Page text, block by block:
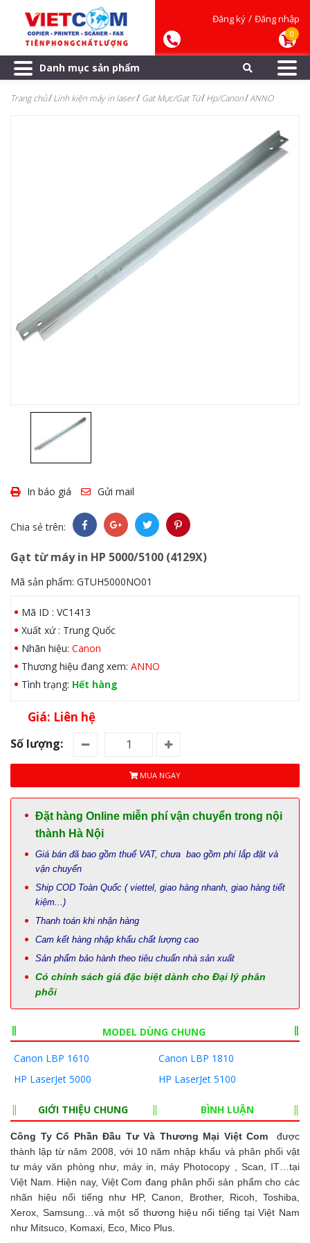
Đăng ký / Đăng nhập
0
Danh mục sản phẩm
Trang chủ Linh kiện máy in laser Gạt Mực/Gạt Từ Hp/Canon ANNO
In báo giá Gửi mail
Chia sẻ trên:
Gạt từ máy in HP 5000/5100 (4129X)
Mã sản phẩm: GTUH5000NO01
Mã ID : VC1413
Xuất xứ : Trung Quốc
Nhãn hiệu: Canon
Thương hiệu đang xem: ANNO
Tình trạng: Hết hàng
Giá: Liên hệ
Số lượng:
MUA NGAY
Đặt hàng Online miễn phí vận chuyển trong nội
thành Hà Nội
Giá bán đã bao gồm thuế VAT, chưa bao gồm phí lắp đặt và
vận chuyển
Ship COD Toàn Quốc ( viettel, giao hàng nhanh, giao hàng tiết
kiệm...)
Thanh toán khi nhận hàng
Cam kết hàng nhập khẩu chất lượng cao
Sản phẩm bảo hành theo tiêu chuẩn nhà sản xuất
Có chính sách giá đặc biệt dành cho Đại lý phân
phối
MODEL DÙNG CHUNG
Canon LBP 1610
Canon LBP 1810
HP LaserJet 5000
HP LaserJet 5100
GIỚI THIỆU CHUNG BÌNH LUẬN
Công Ty Cổ Phần Đầu Tư Và Thương Mại Việt Com được
thành lập từ năm 2008, với 10 năm nhập khẩu và phân phối vật
tư máy văn phòng như, máy in, máy Photocopy , Scan, IT…tại
Việt Nam. Hiện nay, Việt Com đang phân phối sản phẩm cho các
nhãn hiệu nổi tiếng như HP, Canon, Brother, Ricoh, Toshiba,
Xerox, Samsung…và một số thương hiệu nổi tiếng tại Việt Nam
như Mitsuco, Komaxi, Eco, Mico Plus.